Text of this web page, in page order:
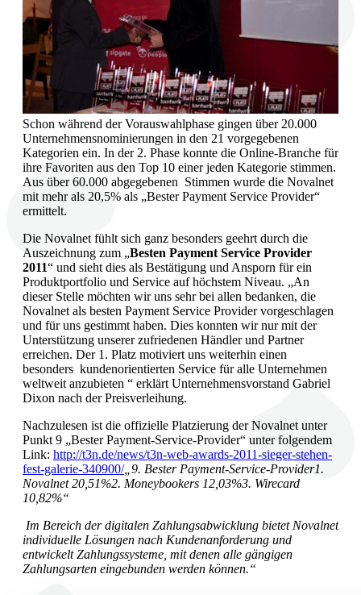
Schon während der Vorauswahlphase gingen über 20.000
Unternehmensnominierungen in den 21 vorgegebenen
Kategorien ein. In der 2. Phase konnte die Online-Branche für
ihre Favoriten aus den Top 10 einer jeden Kategorie stimmen.
Aus über 60.000 abgegebenen Stimmen wurde die Novalnet
mit mehr als 20,5% als „Bester Payment Service Provider“
ermittelt.
Die Novalnet fühlt sich ganz besonders geehrt durch die
Auszeichnung zum „Besten Payment Service Provider
2011“ und sieht dies als Bestätigung und Ansporn für ein
Produktportfolio und Service auf höchstem Niveau. „An
dieser Stelle möchten wir uns sehr bei allen bedanken, die
Novalnet als besten Payment Service Provider vorgeschlagen
und für uns gestimmt haben. Dies konnten wir nur mit der
Unterstützung unserer zufriedenen Händler und Partner
erreichen. Der 1. Platz motiviert uns weiterhin einen
besonders kundenorientierten Service für alle Unternehmen
weltweit anzubieten “ erklärt Unternehmensvorstand Gabriel
Dixon nach der Preisverleihung.
Nachzulesen ist die offizielle Platzierung der Novalnet unter
Punkt 9 „Bester Payment-Service-Provider“ unter folgendem
Link: http://t3n.de/news/t3n-web-awards-2011-sieger-stehen-
fest-galerie-340900/„9. Bester Payment-Service-Provider1.
Novalnet 20,51%2. Moneybookers 12,03%3. Wirecard
10,82%“
Im Bereich der digitalen Zahlungsabwicklung bietet Novalnet
individuelle Lösungen nach Kundenanforderung und
entwickelt Zahlungssysteme, mit denen alle gängigen
Zahlungsarten eingebunden werden können.“